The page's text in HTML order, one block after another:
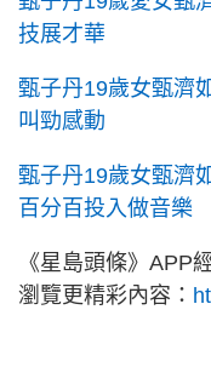
技展才華
甄子丹19歲女甄濟
叫勁感動
甄子丹19歲女甄濟
百分百投入做音樂
《星島頭條》APP
瀏覽更精彩內容：